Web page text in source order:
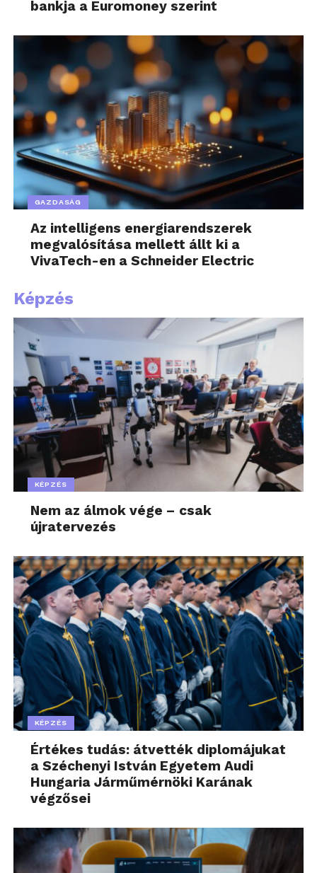
bankja a Euromoney szerint
GAZDASÁG
Az intelligens energiarendszerek
megvalósítása mellett állt ki a
VivaTech-en a Schneider Electric
Képzés
KÉPZÉS
Nem az álmok vége – csak
újratervezés
KÉPZÉS
Értékes tudás: átvették diplomájukat
a Széchenyi István Egyetem Audi
Hungaria Járműmérnöki Karának
végzősei